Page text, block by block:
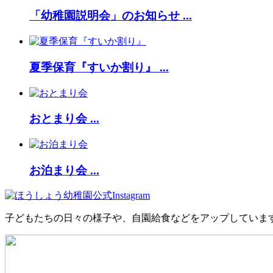
「幼稚園説明会」のお知らせ ...
夏季保育『すいか割り』 ...
おとまり会 ...
お泊まり会 ...
子どもたちの日々の様子や、自園給食などをアップしていま